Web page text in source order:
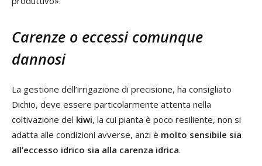
Carenze o eccessi comunque
dannosi
La gestione dell’irrigazione di precisione, ha consigliato
Dichio, deve essere particolarmente attenta nella
coltivazione del kiwi, la cui pianta è poco resiliente, non si
adatta alle condizioni avverse, anzi è molto sensibile sia
all’eccesso idrico sia alla carenza idrica.